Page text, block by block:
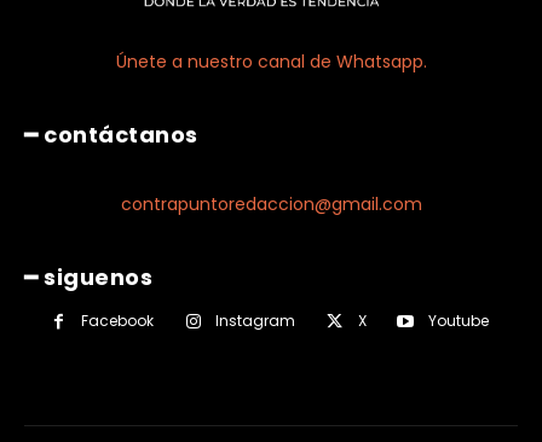
Únete a nuestro canal de Whatsapp.
━ contáctanos
contrapuntoredaccion@gmail.com
━ siguenos
Facebook Instagram X Youtube